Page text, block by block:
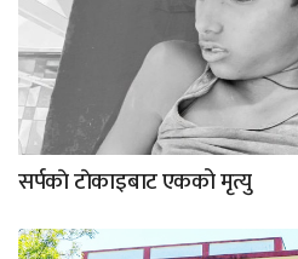
सर्पकाे टाेकाइबाट एकको मृत्यु